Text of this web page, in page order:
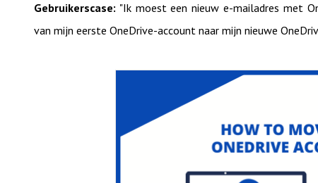
Gebruikerscase: "Ik moest een nieuw e-mailadres met
van mijn eerste OneDrive-account naar mijn nieuwe